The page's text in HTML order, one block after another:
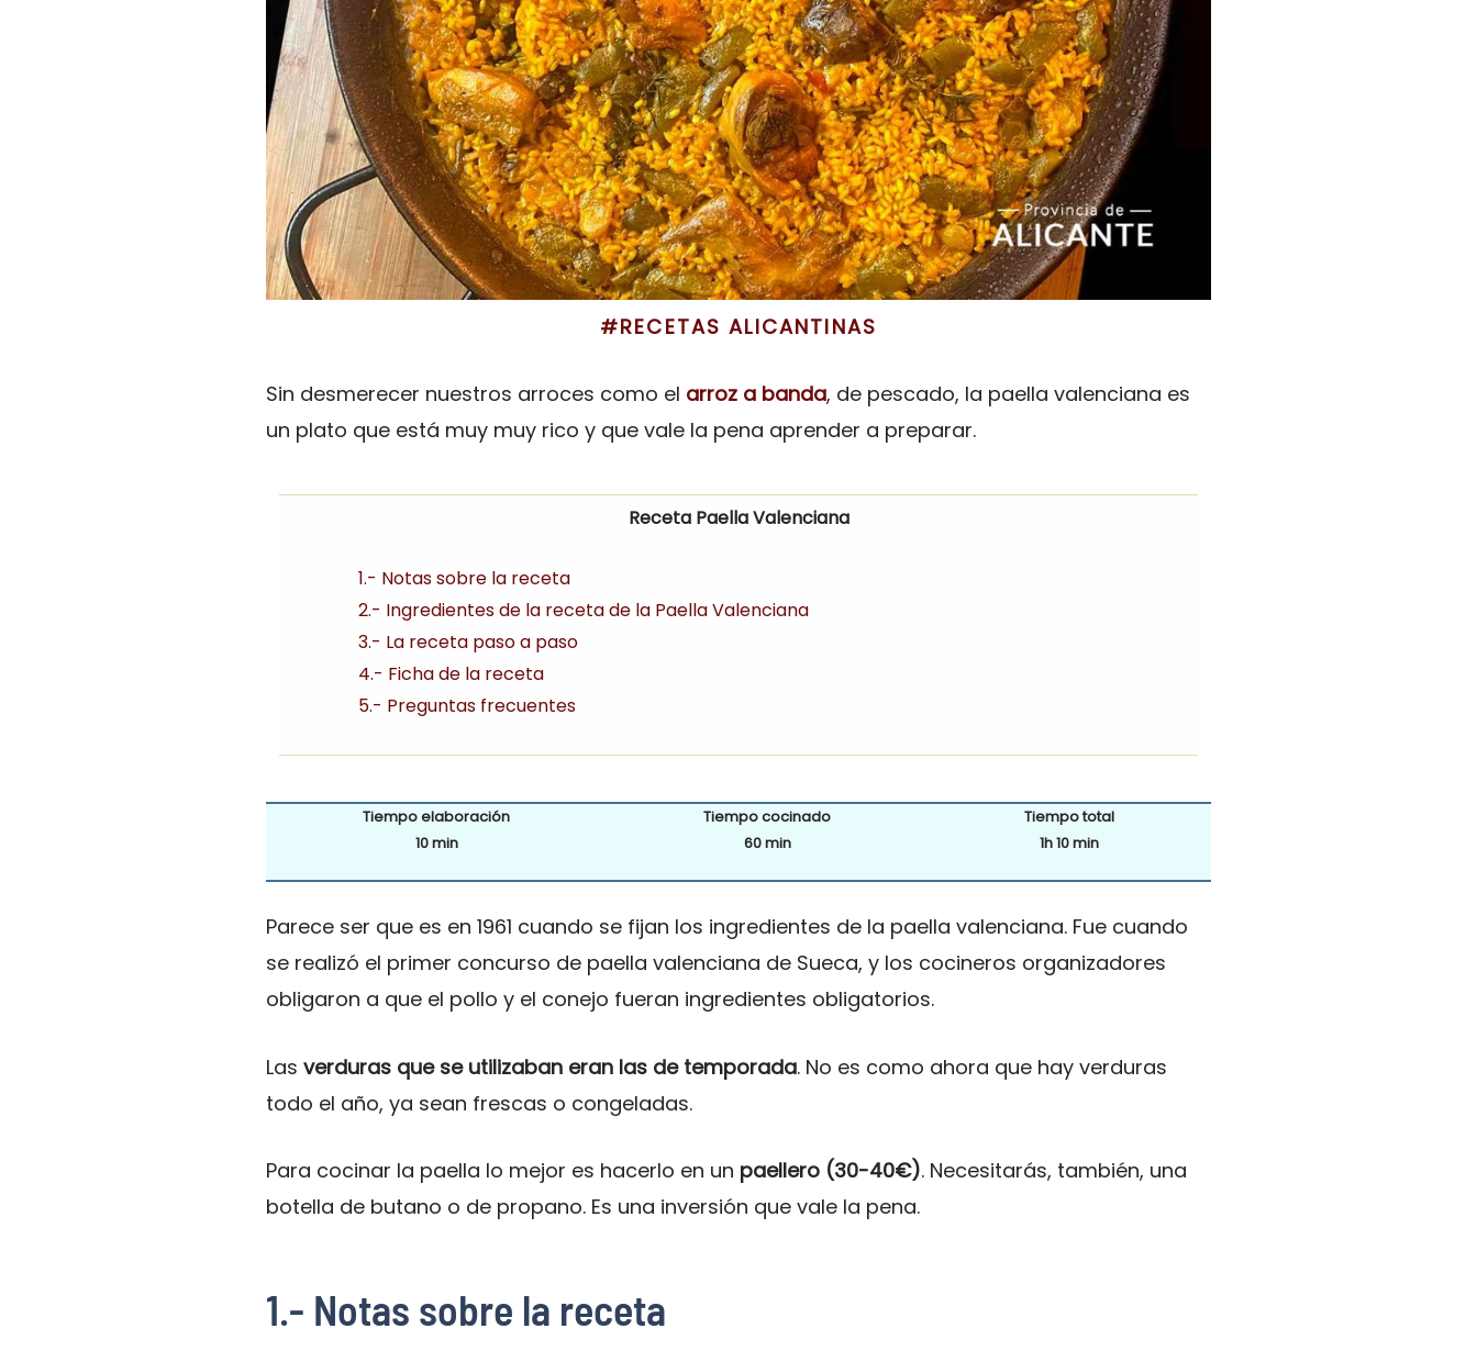
#RECETAS ALICANTINAS
Sin desmerecer nuestros arroces como el arroz a banda, de pescado, la paella valenciana es
un plato que está muy muy rico y que vale la pena aprender a preparar.
Receta Paella Valenciana
1.- Notas sobre la receta
2.- Ingredientes de la receta de la Paella Valenciana
3.- La receta paso a paso
4.- Ficha de la receta
5.- Preguntas frecuentes
Tiempo elaboración
10 min
Tiempo cocinado
60 min
Tiempo total
1h 10 min
Parece ser que es en 1961 cuando se fijan los ingredientes de la paella valenciana. Fue cuando
se realizó el primer concurso de paella valenciana de Sueca, y los cocineros organizadores
obligaron a que el pollo y el conejo fueran ingredientes obligatorios.
Las verduras que se utilizaban eran las de temporada. No es como ahora que hay verduras
todo el año, ya sean frescas o congeladas.
Para cocinar la paella lo mejor es hacerlo en un paellero (30-40€). Necesitarás, también, una
botella de butano o de propano. Es una inversión que vale la pena.
1.- Notas sobre la receta